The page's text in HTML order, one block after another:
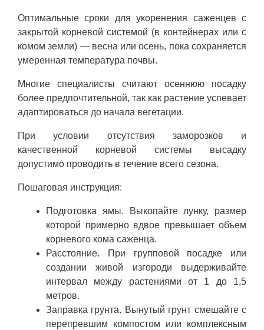
Оптимальные сроки для укоренения саженцев с
закрытой корневой системой (в контейнерах или с
комом земли) — весна или осень, пока сохраняется
умеренная температура почвы.
Многие специалисты считают осеннюю посадку
более предпочтительной, так как растение успевает
адаптироваться до начала вегетации.
При условии отсутствия заморозков и
качественной корневой системы высадку
допустимо проводить в течение всего сезона.
Пошаговая инструкция:
Подготовка ямы. Выкопайте лунку, размер
которой примерно вдвое превышает объем
корневого кома саженца.
Расстояние. При групповой посадке или
создании живой изгороди выдерживайте
интервал между растениями от 1 до 1,5
метров.
Заправка грунта. Вынутый грунт смешайте с
перепревшим компостом или комплексным